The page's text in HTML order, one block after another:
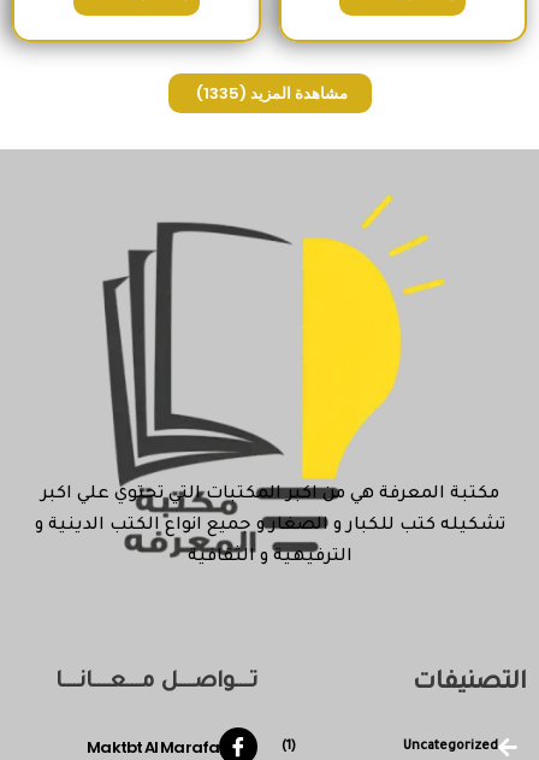
مشاهدة المزيد (1335)
مكتبة المعرفة هي من اكبر المكتبات التي تحتوي علي اكبر
تشكيله كتب للكبار و الصغار و جميع انواع الكتب الدينية و
الترفيهية و الثقافية
التصنيفات
Uncategorized
(1)
تـــواصـــل مـــعـــانـــا
Maktbt Al Marafa